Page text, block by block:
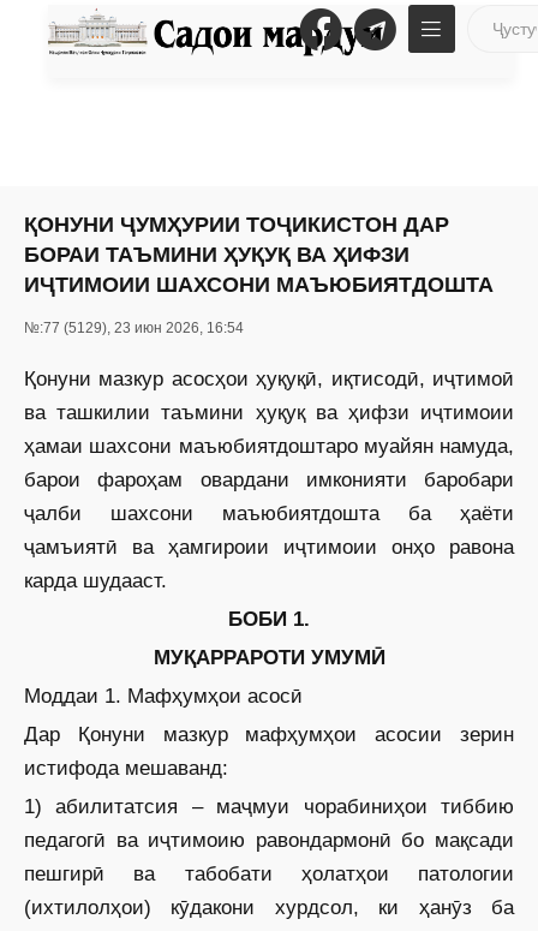
ҚОНУНИ ҶУМҲУРИИ ТОҶИКИСТОН ДАР
БОРАИ ТАЪМИНИ ҲУҚУҚ ВА ҲИФЗИ
ИҶТИМОИИ ШАХСОНИ МАЪЮБИЯТДОШТА
№:77 (5129), 23 июн 2026, 16:54
Қонуни мазкур асосҳои ҳуқуқӣ, иқтисодӣ, иҷтимоӣ
ва ташкилии таъмини ҳуқуқ ва ҳифзи иҷтимоии
ҳамаи шахсони маъюбиятдоштаро муайян намуда,
барои фароҳам овардани имконияти баробари
ҷалби шахсони маъюбиятдошта ба ҳаёти
ҷамъиятӣ ва ҳамгироии иҷтимоии онҳо равона
карда шудааст.
БОБИ 1.
МУҚАРРАРОТИ УМУМӢ
Моддаи 1. Мафҳумҳои асосӣ
Дар Қонуни мазкур мафҳумҳои асосии зерин
истифода мешаванд:
1) абилитатсия – маҷмуи чорабиниҳои тиббию
педагогӣ ва иҷтимоию равондармонӣ бо мақсади
пешгирӣ ва табобати ҳолатҳои патологии
(ихтилолҳои) кӯдакони хурдсол, ки ҳанӯз ба